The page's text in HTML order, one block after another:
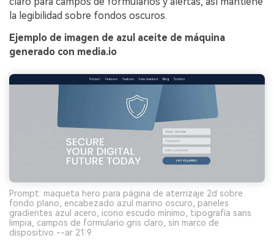
la legibilidad sobre fondos oscuros.
Ejemplo de imagen de azul aceite de máquina
generado con media.io
Prompt: maqueta hero para página de aterrizaje 2d sobre
fondo plano, encabezado azul marino oscuro, paneles
gradientes azul acero, icono escudo mínimo, tipografía sans
limpia, campos de formulario gris claro, sin marco de
dispositivo --ar 21:9